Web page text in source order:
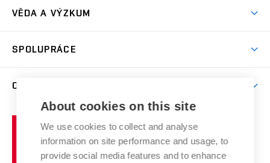
Jak se dostat na FCH
Den otevřených dveří
Studijní programy
Pro prváky
Knihovna
Studium a stáže v zahraničí
Pracovní nabídky
Den chemie
VĚDA A VÝZKUM
Výzkumné skupiny
Výsledky VaV
Projekty
Úspěchy a ocenění
SPOLUPRÁCE
Fórum Chemistry and Life
Střední školy a FCH
Popularizace vědy
O FAKULTĚ
Organizační struktura
Historie fakulty
Kalendář akcí
Vysoké
učení
technické
About cookies on this site
We use cookies to collect and analyse
information on site performance and usage, to
provide social media features and to enhance